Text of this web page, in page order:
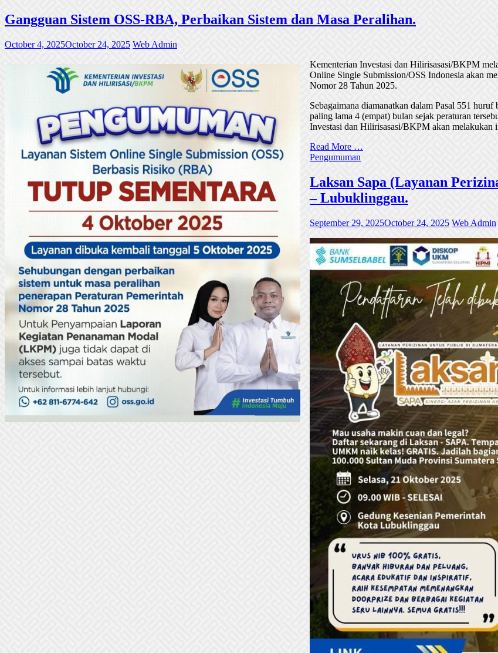
Gangguan Sistem OSS-RBA, Perbaikan Sistem dan Masa Peralihan.
October 4, 2025October 24, 2025 Web Admin
Kementerian Investasi dan Hilirisasasi/BKPM
Online Single Submission/OSS Indonesia akan
Nomor 28 Tahun 2025.
Sebagaimana diamanatkan dalam Pasal 551
paling lama 4 (empat) bulan sejak peraturan
Investasi dan Hilirisasasi/BKPM akan melakukan
Read More …
Pengumuman
Laksan Sapa (Layanan
– Lubuklinggau.
September 29, 2025October 24, 2025 Web Admin